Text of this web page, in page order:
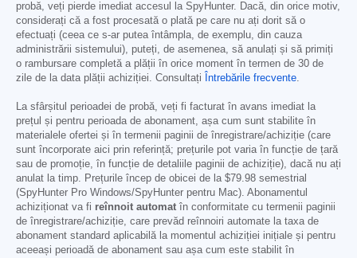
probă, veți pierde imediat accesul la SpyHunter. Dacă, din orice motiv,
considerați că a fost procesată o plată pe care nu ați dorit să o
efectuați (ceea ce s-ar putea întâmpla, de exemplu, din cauza
administrării sistemului), puteți, de asemenea, să anulați și să primiți
o rambursare completă a plății în orice moment în termen de 30 de
zile de la data plății achiziției. Consultați
Întrebările frecvente.
La sfârșitul perioadei de probă, veți fi facturat în avans imediat la
prețul și pentru perioada de abonament, așa cum sunt stabilite în
materialele ofertei și în termenii paginii de înregistrare/achiziție (care
sunt încorporate aici prin referință; prețurile pot varia în funcție de țară
sau de promoție, în funcție de detaliile paginii de achiziție), dacă nu ați
anulat la timp. Prețurile încep de obicei de la $79.98 semestrial
(SpyHunter Pro Windows/SpyHunter pentru Mac). Abonamentul
achiziționat va fi reînnoit automat în conformitate cu termenii paginii
de înregistrare/achiziție, care prevăd reînnoiri automate la taxa de
abonament standard aplicabilă la momentul achiziției inițiale și pentru
aceeași perioadă de abonament sau așa cum este stabilit în